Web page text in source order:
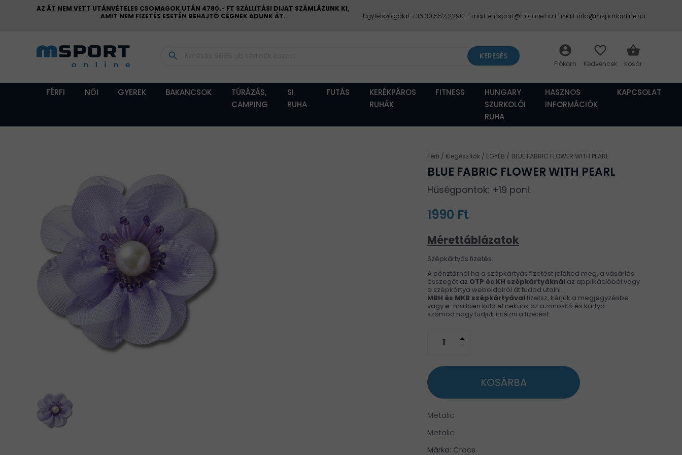
AZ ÁT NEM VETT UTÁNVÉTELES CSOMAGOK UTÁN 4780.- FT SZÁLLITÁSI DIJAT SZÁMLÁZUNK KI,
AMIT NEM FIZETÉS ESETÉN BEHAJTÓ CÉGNEK ADUNK ÁT.
Ügyfélszolgálat: +36 30 552 2290 E-mail: emsport@t-online.hu E-mail: info@msportonline.hu
FÉRFI NŐI GYEREK BAKANCSOK
TÚRÁZÁS,
CAMPING
SI
RUHA
FUTÁS
KERÉKPÁROS
RUHÁK
FITNESS
HUNGARY
SZURKOLÓI
RUHA
HASZNOS
INFORMÁCIÓK
KAPCSOLAT
account_circle favorite_border shopping_basket
search KERESÉS
Férfi Kiegészítők EGYÉB BLUE FABRIC FLOWER WITH PEARL
BLUE FABRIC FLOWER WITH PEARL
Hűségpontok: +19 pont
1990 Ft
Mérettáblázatok
Szépkártyás fizetés:
A pénztárnál ha a szépkártyás fizetést jelölted meg, a vásárlás
összegét az OTP és KH szépkártyáknál az applikációból vagy
a szépkártya weboldalról át tudod utalni.
MBH és MKB szépkártyával fizetsz, kérjük a megjegyzésbe
vagy e-mailben küld el nekünk az azonositó és kártya
számod hogy tudjuk intézni a fizetést.
arrow_drop_up
KOSÁRBA
Metalic
Metalic
Márka: Crocs